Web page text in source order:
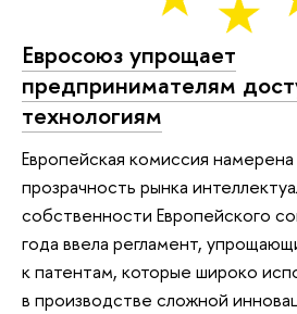
Евросоюз упрощает
предпринимателям
технологиям
Европейская комиссия
прозрачность рынка
собственности Европейского
года ввела регламент,
к патентам, которые широко
в производстве сложной